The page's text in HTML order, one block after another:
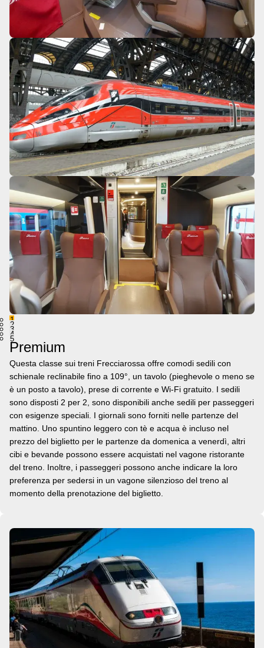
1
2
3
4
5
Premium
Questa classe sui treni Frecciarossa offre comodi sedili con
schienale reclinabile fino a 109°, un tavolo (pieghevole o meno se
è un posto a tavolo), prese di corrente e Wi-Fi gratuito. I sedili
sono disposti 2 per 2, sono disponibili anche sedili per passeggeri
con esigenze speciali. I giornali sono forniti nelle partenze del
mattino. Uno spuntino leggero con tè e acqua è incluso nel
prezzo del biglietto per le partenze da domenica a venerdì, altri
cibi e bevande possono essere acquistati nel vagone ristorante
del treno. Inoltre, i passeggeri possono anche indicare la loro
preferenza per sedersi in un vagone silenzioso del treno al
momento della prenotazione del biglietto.